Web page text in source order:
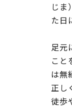
じま
た日
足元
こと
は無
正し
徒歩